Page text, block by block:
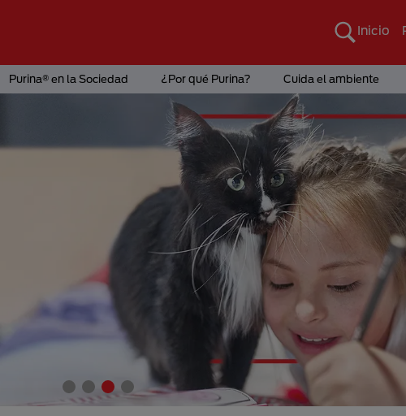
Inicio
Purina® en la Sociedad ¿Por qué Purina? Cuida el ambiente